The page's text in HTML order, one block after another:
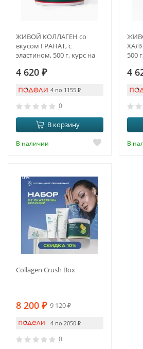
ЖИВОЙ КОЛЛАГЕН со
вкусом ГРАНАТ, с
эластином, 500 г, курс на
4 620 ₽
4 по 1155 ₽
0
В корзину
В наличии
500
4
В
-10%
Collagen Crush Box
8 200 ₽ 9 120₽
4 по 2050 ₽
0